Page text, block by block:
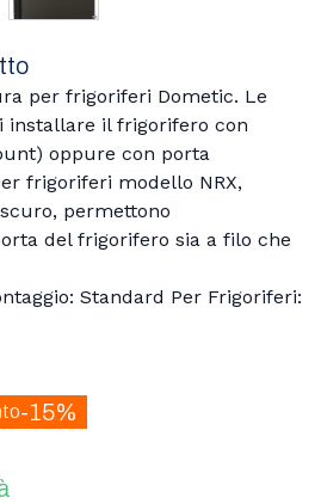
per frigoriferi Dometic. Le
installare il frigorifero con
oppure con porta
frigoriferi modello NRX,
permettono
del frigorifero sia a filo che
Standard Per Frigoriferi:
-15%